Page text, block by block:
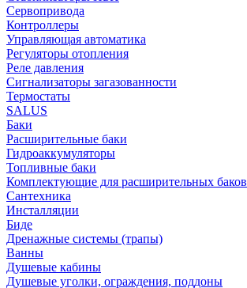
Сервопривода
Контроллеры
Управляющая автоматика
Регуляторы отопления
Реле давления
Сигнализаторы загазованности
Термостаты
SALUS
Баки
Расширительные баки
Гидроаккумуляторы
Топливные баки
Комплектующие для расширительных баков
Сантехника
Инсталляции
Биде
Дренажные системы (трапы)
Ванны
Душевые кабины
Душевые уголки, ограждения, поддоны